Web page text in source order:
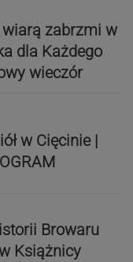
zabrzmi w
dla Każdego
wieczór
w Cięcinie |
Browaru
Książnicy